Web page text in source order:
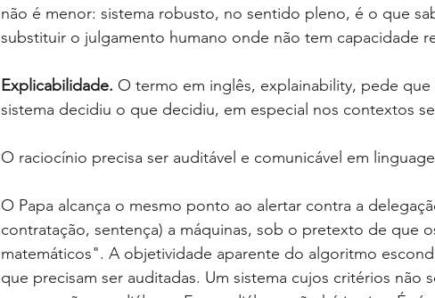
não é menor: sistema robusto, no sentido pleno, é o que
substituir o julgamento humano onde não tem capacidade
Explicabilidade. O termo em inglês, explainability, pede
sistema decidiu o que decidiu, em especial nos contextos
O raciocínio precisa ser auditável e comunicável em
O Papa alcança o mesmo ponto ao alertar contra a
contratação, sentença) a máquinas, sob o pretexto de que
matemáticos". A objetividade aparente do algoritmo
que precisam ser auditadas. Um sistema cujos critérios não